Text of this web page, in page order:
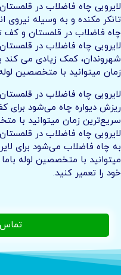
لایروبی چاه فاضلاب در
تانکر مکنده و به وسیله نیروی
چاه فاضلاب در قلمستان و کف
لایروبی چاه فاضلاب در
شهروندان، کمک زیادی می کند
زمان میتوانید با متخصصین
لایروبی چاه فاضلاب در
ریزش دیواره چاه می‌شود برای
سریع‌ترین زمان میتوانید با
لایروبی چاه فاضلاب در
به چاه فاضلاب می‌شود برای
میتوانید با متخصصین لوله
خود را تعمیر کنید.
تماس